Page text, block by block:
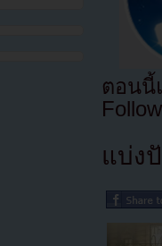
ตอนนี้
แบ่ง